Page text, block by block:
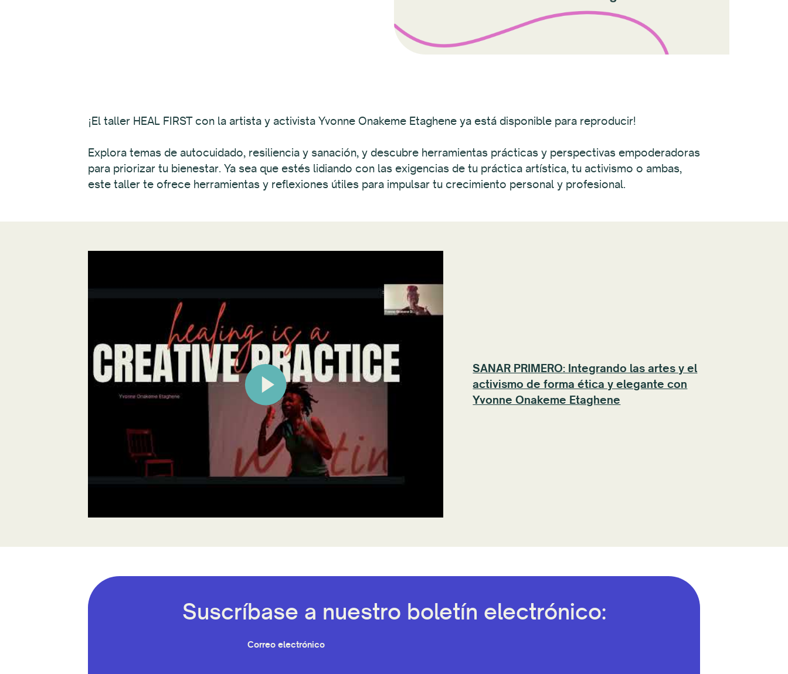
¡El taller HEAL FIRST con la artista y activista Yvonne Onakeme Etaghene ya está disponible para reproducir!
Explora temas de autocuidado, resiliencia y sanación, y descubre herramientas prácticas y perspectivas empoderadoras
para priorizar tu bienestar. Ya sea que estés lidiando con las exigencias de tu práctica artística, tu activismo o ambas,
este taller te ofrece herramientas y reflexiones útiles para impulsar tu crecimiento personal y profesional.
SANAR PRIMERO: Integrando las artes y el
activismo de forma ética y elegante con
Yvonne Onakeme Etaghene
Suscríbase a nuestro boletín electrónico:
Correo electrónico